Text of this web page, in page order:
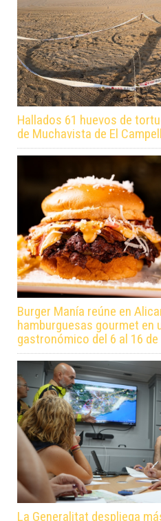
Hallados 61 huevos de
de Muchavista de El
Burger Manía reúne en
hamburguesas gourmet en
gastronómico del 6 al 16
La Generalitat despliega